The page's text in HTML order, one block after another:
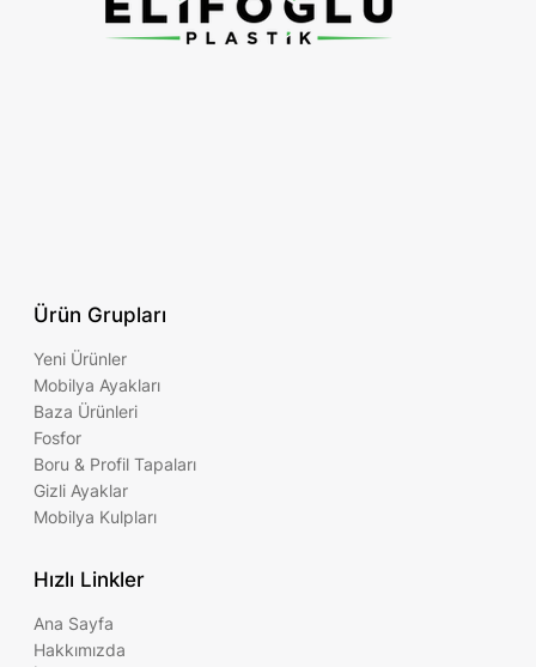
Ürün Grupları
Yeni Ürünler
Mobilya Ayakları
Baza Ürünleri
Fosfor
Boru & Profil Tapaları
Gizli Ayaklar
Mobilya Kulpları
Hızlı Linkler
Ana Sayfa
Hakkımızda